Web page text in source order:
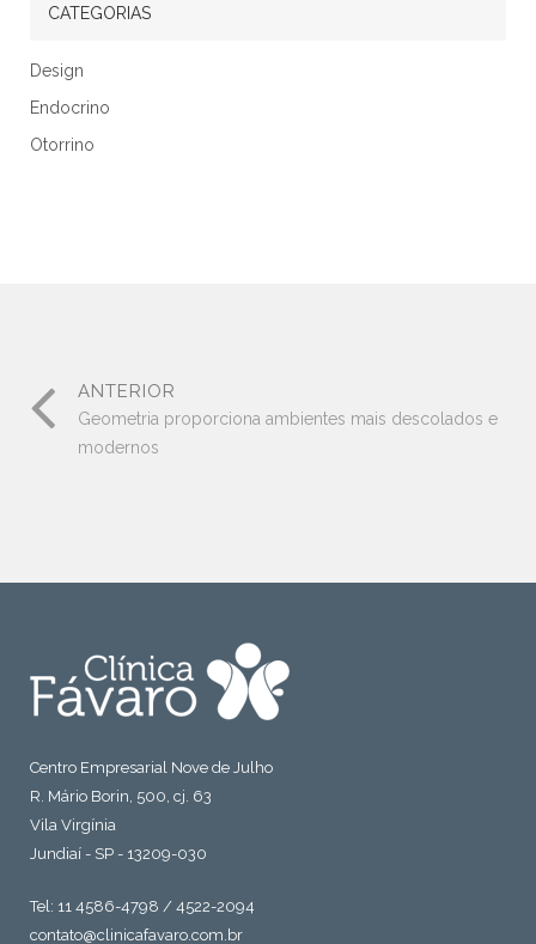
CATEGORIAS
Design
Endocrino
Otorrino
ANTERIOR
Geometria proporciona ambientes mais descolados e
modernos
Centro Empresarial Nove de Julho
R. Mário Borin, 500, cj. 63
Vila Virgínia
Jundiaí - SP - 13209-030
Tel: 11 4586-4798 / 4522-2094
contato@clinicafavaro.com.br